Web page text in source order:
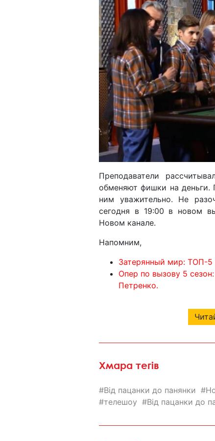
Преподаватели
обменяют фишки на деньги.
ним уважительно. Не
сегодня в 19:00 в новом
Новом канале.
Напомним,
Затерянный мир: ТОП-5
Опер по вызову 5
Петренко.
Хмара тегів
Від пацанки до панянки
телешоу
Від пацанки до